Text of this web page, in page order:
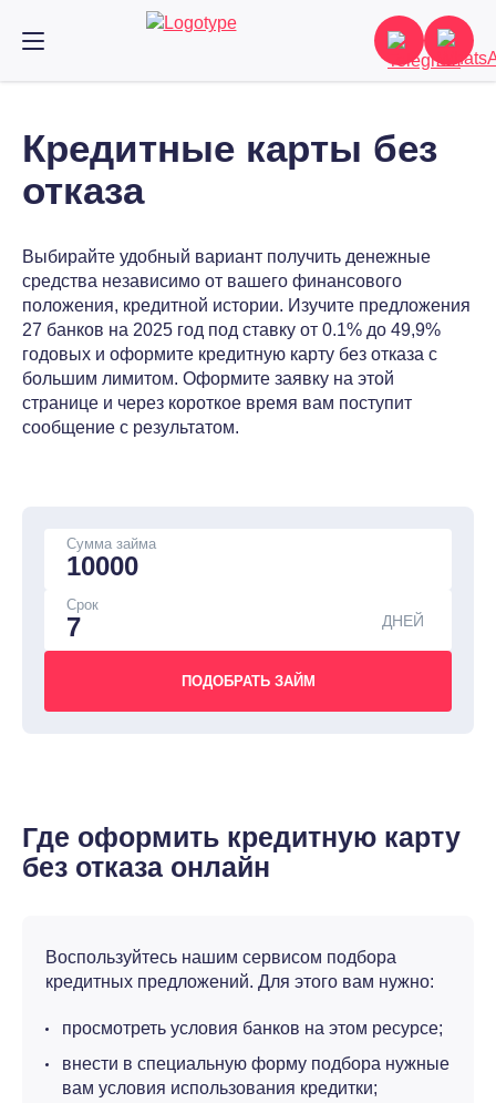
Кредитные карты без
отказа
Выбирайте удобный вариант получить денежные
средства независимо от вашего финансового
положения, кредитной истории. Изучите предложения
27 банков на 2025 год под ставку от 0.1% до 49,9%
годовых и оформите кредитную карту без отказа с
большим лимитом. Оформите заявку на этой
странице и через короткое время вам поступит
сообщение с результатом.
Сумма займа
Срок
ДНЕЙ
Где оформить кредитную карту
без отказа онлайн
Воспользуйтесь нашим сервисом подбора
кредитных предложений. Для этого вам нужно:
просмотреть условия банков на этом ресурсе;
внести в специальную форму подбора нужные
вам условия использования кредитки;